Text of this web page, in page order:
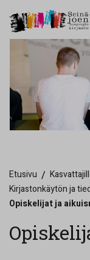
Etusivu /
Kirjastonkäytön ja
Opiskelijat ja